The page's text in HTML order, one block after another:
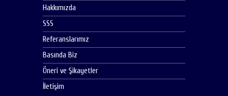
Hakkımızda
SSS
Referanslarımız
Basında Biz
Öneri ve Şikayetler
İletişim